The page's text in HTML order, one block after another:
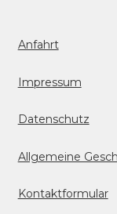
Anfahrt
Impressum
Datenschutz
Allgemeine
Kontaktformular